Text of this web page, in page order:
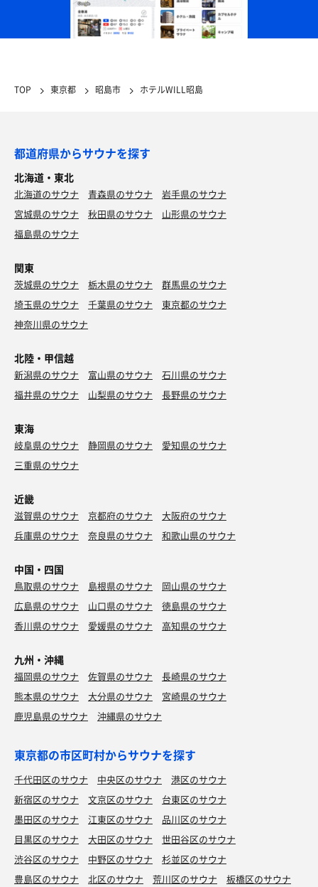
TOP 東京都 昭島市 ホテルWILL昭島
都道府県からサウナを探す
北海道・東北
北海道のサウナ 青森県のサウナ
岩手県のサウナ
宮城県のサウナ
秋田県のサウナ
山形県のサウナ
福島県のサウナ
関東
茨城県のサウナ 栃木県のサウナ
群馬県のサウナ
埼玉県のサウナ
千葉県のサウナ
東京都のサウナ
神奈川県のサウナ
北陸・甲信越
新潟県のサウナ 富山県のサウナ
石川県のサウナ
福井県のサウナ
山梨県のサウナ 長野県のサウナ
東海
岐阜県のサウナ 静岡県のサウナ
愛知県のサウナ
三重県のサウナ
近畿
滋賀県のサウナ 京都府のサウナ
大阪府のサウナ
兵庫県のサウナ
奈良県のサウナ 和歌山県のサウナ
中国・四国
鳥取県のサウナ 島根県のサウナ
岡山県のサウナ
広島県のサウナ
山口県のサウナ
徳島県のサウナ
香川県のサウナ
愛媛県のサウナ 高知県のサウナ
九州・沖縄
福岡県のサウナ 佐賀県のサウナ
長崎県のサウナ
熊本県のサウナ
大分県のサウナ
宮崎県のサウナ
鹿児島県のサウナ
沖縄県のサウナ
東京都の市区町村からサウナを探す
千代田区のサウナ 中央区のサウナ
港区のサウナ
新宿区のサウナ
文京区のサウナ
台東区のサウナ
墨田区のサウナ
江東区のサウナ
品川区のサウナ
目黒区のサウナ
大田区のサウナ
世田谷区のサウナ
渋谷区のサウナ
中野区のサウナ
杉並区のサウナ
豊島区のサウナ
北区のサウナ 荒川区のサウナ
板橋区のサウナ